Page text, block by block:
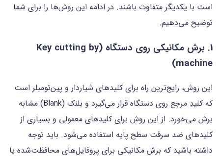
است با یکدیگر متفاوت باشند. در ادامه این روش‌ها را برای شما
توضیح می‌دهیم.
1. برش مکانیکی روی دستگاه (Key cutting by
machine)
این روش، رایج‌ترین راه برای کلیدهای شیار‌دار و پین‌تومبلر است
که کلیدِ مرجع روی دستگاه قرار می‌گیرد و بلنک (Blank) مشابه
برش می‌خورد. از این روش برای کلیدهای معمولی و بسیاری از
کلیدهای ضد سرقت سطح پایه استفاده می‌شود. باید توجه
داشته باشید که برش مکانیکی برای پروفایل‌های محافظت‌شده یا